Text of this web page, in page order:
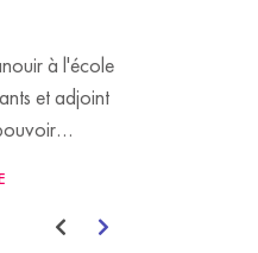
à l'école
et adjoint
qu'ils
heures de